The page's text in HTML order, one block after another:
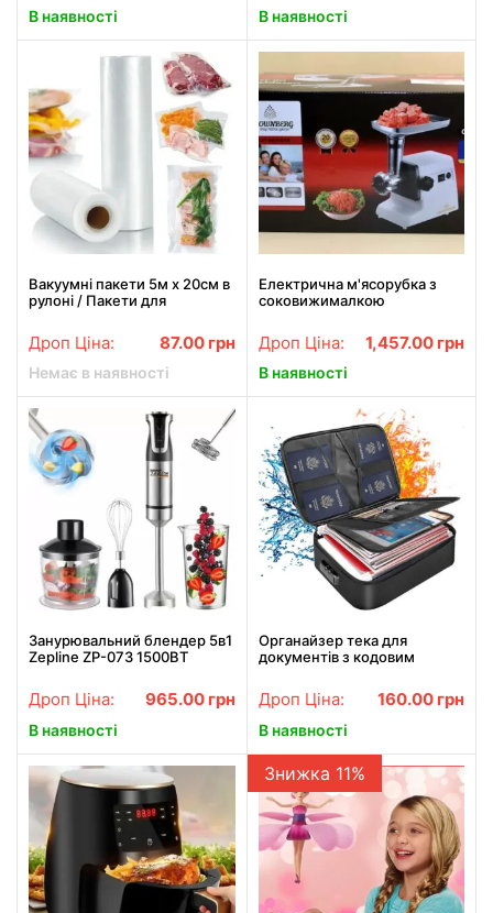
В наявності В наявності
Вакуумні пакети 5м х 20см в
рулоні / Пакети для
вакуумування продуктів
Дроп Ціна: 87.00 грн
Немає в наявності
Електрична м'ясорубка з
соковижималкою
Дроп Ціна: 1,457.00 грн
В наявності
Занурювальний блендер 5в1
Zepline ZP-073 1500ВТ
Дроп Ціна: 965.00 грн
В наявності
Органайзер тека для
документів з кодовим
Чорний
Дроп Ціна: 160.00 грн
В наявності
Знижка 11%